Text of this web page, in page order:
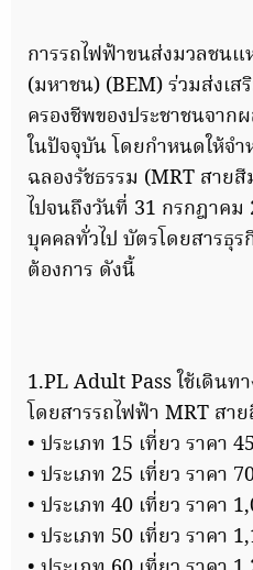
การรถไฟฟ้าขนส่งมวลชน
(มหาชน) (BEM) ร่วมส่งเ
ครองชีพของประชาชนจาก
ในปัจจุบัน โดยกำหนดให้จำ
ฉลองรัชธรรม (MRT สาย
ไปจนถึงวันที่ 31 กรกฎาค
บุคคลทั่วไป บัตรโดยสารธุ
ต้องการ ดังนี้
1.PL Adult Pass ใช้เดินท
โดยสารรถไฟฟ้า MRT สา
• ประเภท 15 เที่ยว ราคา
• ประเภท 25 เที่ยว ราคา
• ประเภท 40 เที่ยว ราคา
• ประเภท 50 เที่ยว ราคา